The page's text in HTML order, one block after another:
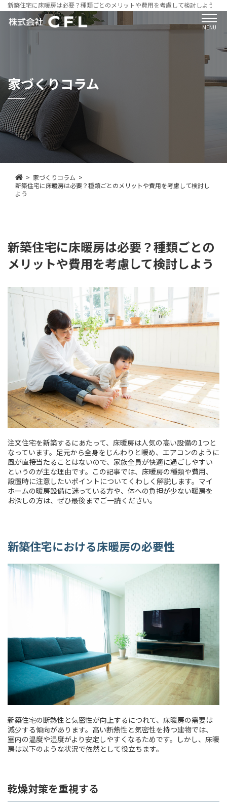
新築住宅に床暖房は必要？種類ごとのメリットや費用を考慮して検討しよう
MENU
家づくりコラム
家づくりコラム
新築住宅に床暖房は必要？種類ごとのメリットや費用を考慮して検討し
よう
新築住宅に床暖房は必要？種類ごとの
メリットや費用を考慮して検討しよう
注文住宅を新築するにあたって、床暖房は人気の高い設備の1つと
なっています。足元から全身をじんわりと暖め、エアコンのように
風が直接当たることはないので、家族全員が快適に過ごしやすい
というのが主な理由です。この記事では、床暖房の種類や費用、
設置時に注意したいポイントについてくわしく解説します。マイ
ホームの暖房設備に迷っている方や、体への負担が少ない暖房を
お探しの方は、ぜひ最後までご一読ください。
新築住宅における床暖房の必要性
新築住宅の断熱性と気密性が向上するにつれて、床暖房の需要は
減少する傾向があります。高い断熱性と気密性を持つ建物では、
室内の温度や湿度がより安定しやすくなるためです。しかし、床暖
房は以下のような状況で依然として役立ちます。
乾燥対策を重視する